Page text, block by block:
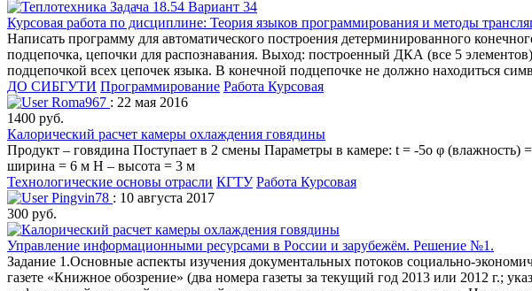
Курсовая работа по дисциплине: Теория языков программирования и методы
Написать программу для автоматического построения детерминированного
подцепочка, цепочки для распознавания. Выход: построенный ДКА (все 5
подцепочкой всех цепочек языка. В конечной подцепочке не должно находиться
ДО СИБГУТИ Программирование Работа Курсовая
Roma967 : 22 мая 2016
1400 руб.
Калорический расчет камеры охлаждения говядины
Продукт – говядина Поступает в 2 смены Параметры в камере: t = -5о φ
ширина = 6 м Н – высота = 3 м
Технологические основы отрасли КГТУ Работа Курсовая
Pingvin78 : 10 августа 2017
300 руб.
Управление информационными ресурсами в России и зарубежём. Решение №1.
Задание 1.Основные аспекты изучения документальных потоков социально-
газете «Книжное обозрение» (два номера газеты за текущий год 2013 или 2012 г.;